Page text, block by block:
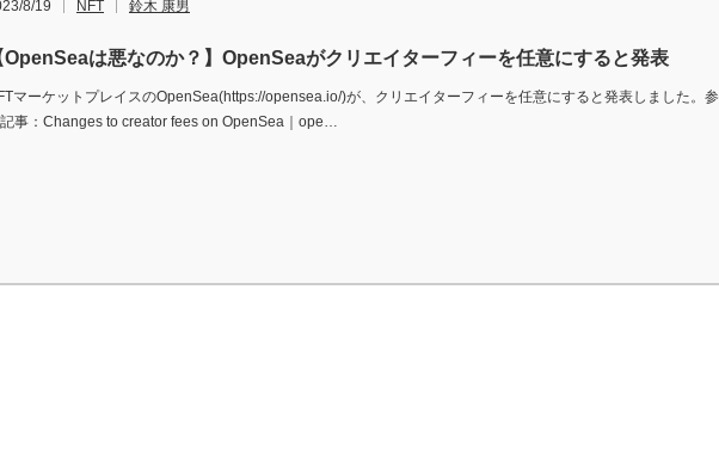
8/19 NFT 鈴木 康男
OpenSeaは悪なのか？】OpenSeaがクリエイターフィーを任意にすると発表
マーケットプレイスのOpenSea(https://opensea.io/)が、クリエイターフィーを任意にすると発表しました。参
事：Changes to creator fees on OpenSea｜ope…